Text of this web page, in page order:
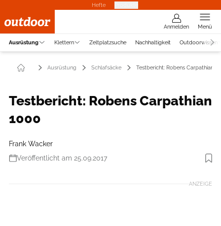
Hefte
Anmelden Menü
Ausrüstung Klettern Zeltplatzsuche Nachhaltigkeit Outdoorwissen
Ausrüstung Schlafsäcke Testbericht: Robens Carpathian
Testbericht: Robens Carpathian
1000
Frank Wacker
Veröffentlicht am 25.09.2017
Foto: Benjamin Hahn
ANZEIGE